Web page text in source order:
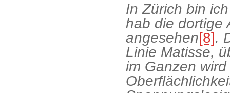
In Zürich bin
hab die dortige
angesehen[8].
Linie Matisse,
im Ganzen